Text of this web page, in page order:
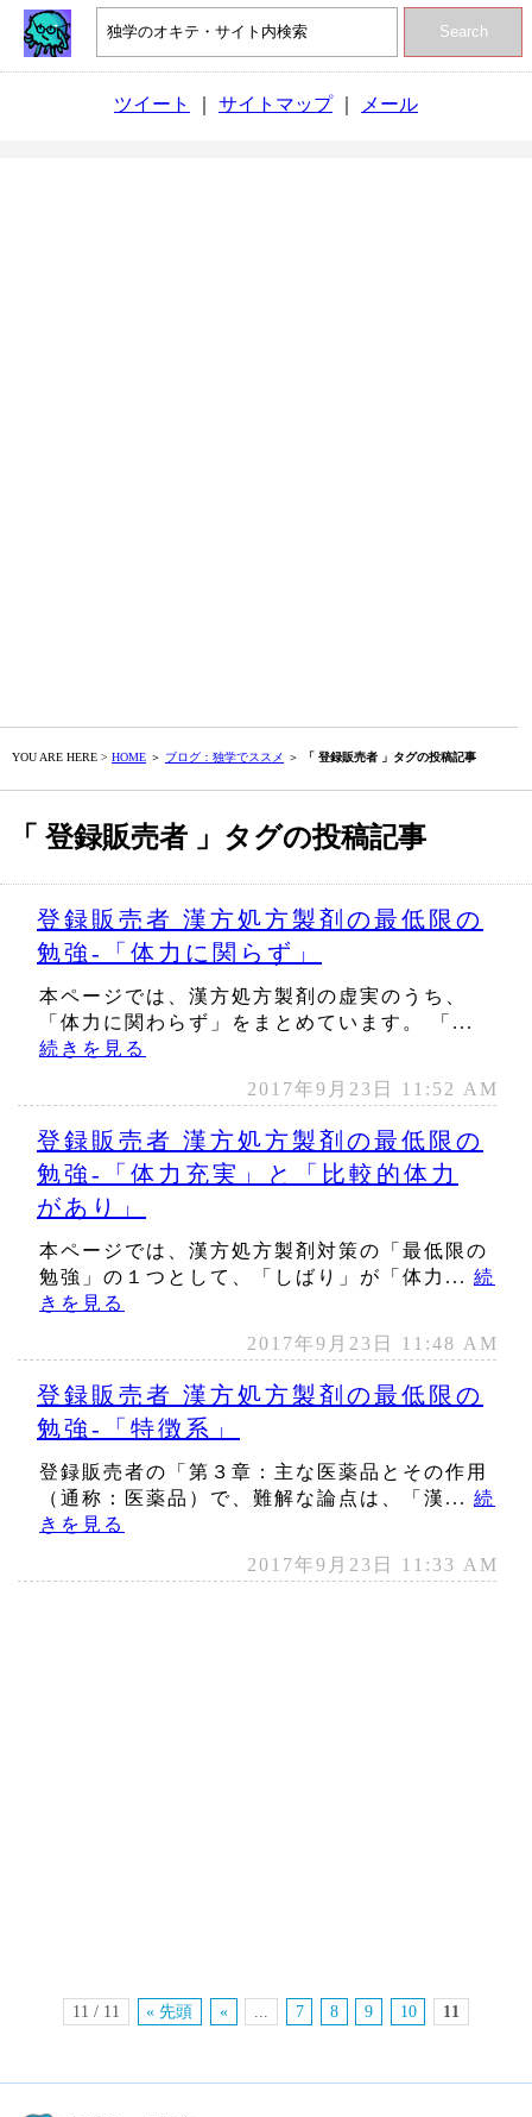
Search
ツイート サイトマップ｜ メール
YOU ARE HERE > HOME ＞ ブログ：独学でススメ ＞ 「 登録販売者 」タグの投稿記事
「 登録販売者 」タグの投稿記事
登録販売者 漢方処方製剤の最低限の
勉強‐「体力に関らず」
本ページでは、漢方処方製剤の虚実のうち、
「体力に関わらず」をまとめています。 「...
続きを見る
2017年9月23日 11:52 AM
登録販売者 漢方処方製剤の最低限の
勉強‐「体力充実」と「比較的体力
があり」
本ページでは、漢方処方製剤対策の「最低限の
勉強」の１つとして、「しばり」が「体力... 続
きを見る
2017年9月23日 11:48 AM
登録販売者 漢方処方製剤の最低限の
勉強‐「特徴系」
登録販売者の「第３章：主な医薬品とその作用
（通称：医薬品）で、難解な論点は、「漢... 続
きを見る
2017年9月23日 11:33 AM
11 / 11 « 先頭 « ... 7 8 9 10 11